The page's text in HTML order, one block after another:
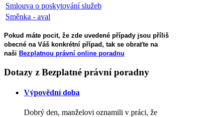
Smlouva o poskytování služeb
Směnka - aval
Pokud máte pocit, že zde uvedené případy jsou příliš
obecné na Váš konkrétní případ, tak se obraťte na
naši Bezplatnou právní online poradnu
Dotazy z Bezplatné právní poradny
Výpovědní doba
Dobrý den, manželovi oznamili v práci, že